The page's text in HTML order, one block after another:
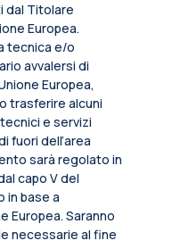
dal Titolare
Europea.
tecnica e/o
avvalersi di
Europea,
trasferire alcuni
e servizi
fuori dell’area
sarà regolato in
capo V del
in base a
Europea. Saranno
necessarie al fine